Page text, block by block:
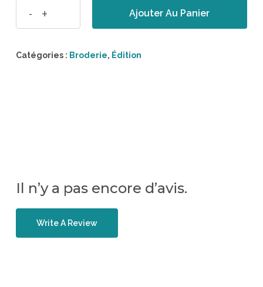
Ajouter Au Panier
Catégories : Broderie, Édition
Il n’y a pas encore d’avis.
Write A Review